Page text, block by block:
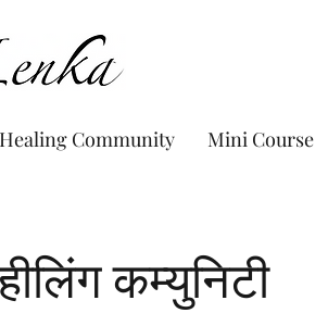
Healing Community Mini Course
कम्युनिटी